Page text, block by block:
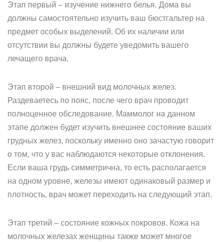
Этап первый – изучение нижнего белья. Дома вы
должны самостоятельно изучить ваш бюстгальтер на
предмет особых выделений. Об их наличии или
отсутствии вы должны будете уведомить вашего
лечащего врача.
Этап второй – внешний вид молочных желез.
Раздеваетесь по пояс, после чего врач проводит
полноценное обследование. Маммолог на данном
этапе должен будет изучить внешнее состояние ваших
грудных желез, поскольку именно оно зачастую говорит
о том, что у вас наблюдаются некоторые отклонения.
Если ваша грудь симметрична, то есть располагается
на одном уровне, железы имеют одинаковый размер и
плотность, врач может переходить на следующий этап.
Этап третий – состояние кожных покровов. Кожа на
молочных железах женщины также может многое